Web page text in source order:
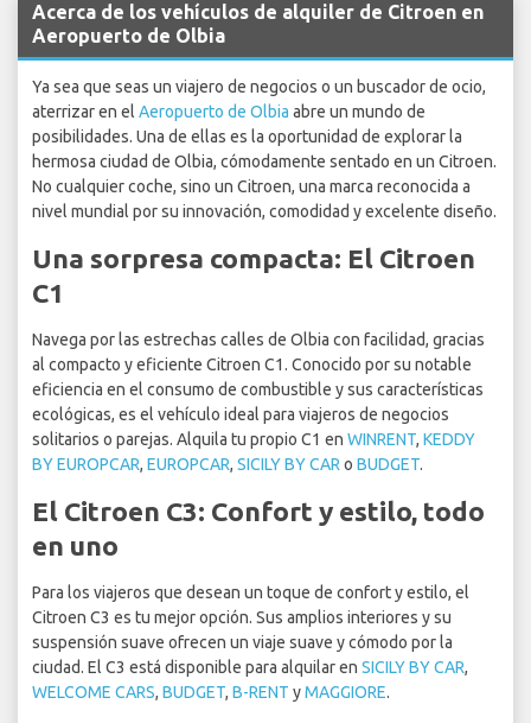
Acerca de los vehículos de alquiler de Citroen en
Aeropuerto de Olbia
Ya sea que seas un viajero de negocios o un buscador de ocio,
aterrizar en el Aeropuerto de Olbia abre un mundo de
posibilidades. Una de ellas es la oportunidad de explorar la
hermosa ciudad de Olbia, cómodamente sentado en un Citroen.
No cualquier coche, sino un Citroen, una marca reconocida a
nivel mundial por su innovación, comodidad y excelente diseño.
Una sorpresa compacta: El Citroen
C1
Navega por las estrechas calles de Olbia con facilidad, gracias
al compacto y eficiente Citroen C1. Conocido por su notable
eficiencia en el consumo de combustible y sus características
ecológicas, es el vehículo ideal para viajeros de negocios
solitarios o parejas. Alquila tu propio C1 en WINRENT, KEDDY
BY EUROPCAR, EUROPCAR, SICILY BY CAR o BUDGET.
El Citroen C3: Confort y estilo, todo
en uno
Para los viajeros que desean un toque de confort y estilo, el
Citroen C3 es tu mejor opción. Sus amplios interiores y su
suspensión suave ofrecen un viaje suave y cómodo por la
ciudad. El C3 está disponible para alquilar en SICILY BY CAR,
WELCOME CARS, BUDGET, B-RENT yMAGGIORE.